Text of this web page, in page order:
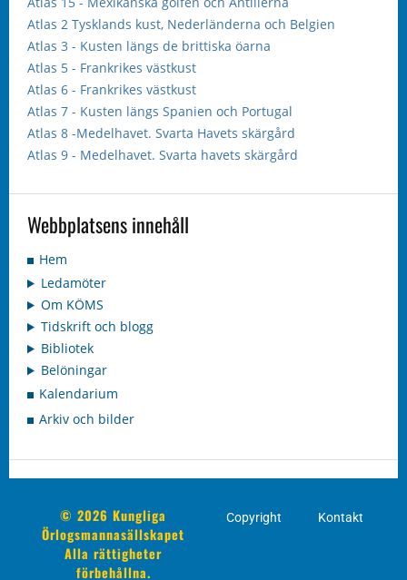
Atlas 2 Tysklands kust, Nederländerna och Belgien
Atlas 3 - Kusten längs de brittiska öarna
Atlas 5 - Frankrikes västkust
Atlas 6 - Frankrikes västkust
Atlas 7 - Kusten längs Spanien och Portugal
Atlas 8 -Medelhavet. Svarta Havets skärgård
Atlas 9 - Medelhavet. Svarta havets skärgård
Webbplatsens innehåll
Hem
Ledamöter
Om KÖMS
Tidskrift och blogg
Bibliotek
Belöningar
Kalendarium
Arkiv och bilder
© 2026 Kungliga
Örlogsmannasällskapet
Alla rättigheter
förbehållna.
Copyright Kontakt